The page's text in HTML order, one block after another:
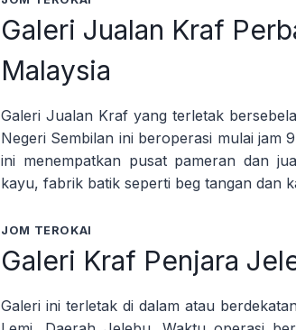
Galeri Jualan Kraf
Malaysia
Galeri Jualan Kraf yang terletak
Negeri Sembilan ini beroperasi mulai jam
ini menempatkan pusat pameran dan
kayu, fabrik batik seperti beg tangan dan
JOM TEROKAI
Galeri Kraf Penjara
Galeri ini terletak di dalam atau